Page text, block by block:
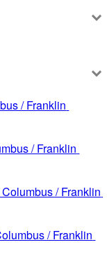
/ Franklin
/ Franklin
/ Franklin
/ Franklin